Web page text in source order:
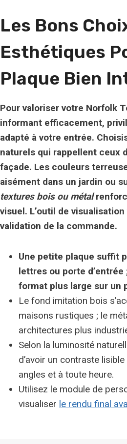
Les Bons
Esthétiques
Plaque Bien
Pour valoriser votre Norfolk
informant efficacement,
adapté à votre entrée.
naturels qui rappellent ceux
façade. Les couleurs
aisément dans un jardin ou
textures bois ou métal
visuel. L’outil de
validation de la commande.
Une petite plaque suffit
lettres ou porte
format plus large sur un
Le fond imitation bois
maisons rustiques ; le
architectures plus
Selon la luminosité
d’avoir un contraste
angles et à toute heure.
Utilisez le module de
visualiser le rendu final